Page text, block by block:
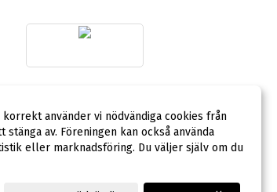
använder vi nödvändiga cookies från
stänga av. Föreningen kan också använda
eller marknadsföring. Du väljer själv om du